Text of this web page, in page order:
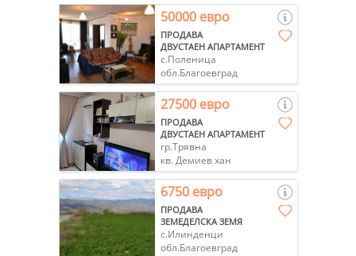
50000 евро
ПРОДАВА
ДВУСТАЕН АПАРТАМЕНТ
с.Поленица
обл.Благоевград
27500 евро
ПРОДАВА
ДВУСТАЕН АПАРТАМЕНТ
гр.Трявна
кв. Демиев хан
6750 евро
ПРОДАВА
ЗЕМЕДЕЛСКА ЗЕМЯ
с.Илинденци
обл.Благоевград